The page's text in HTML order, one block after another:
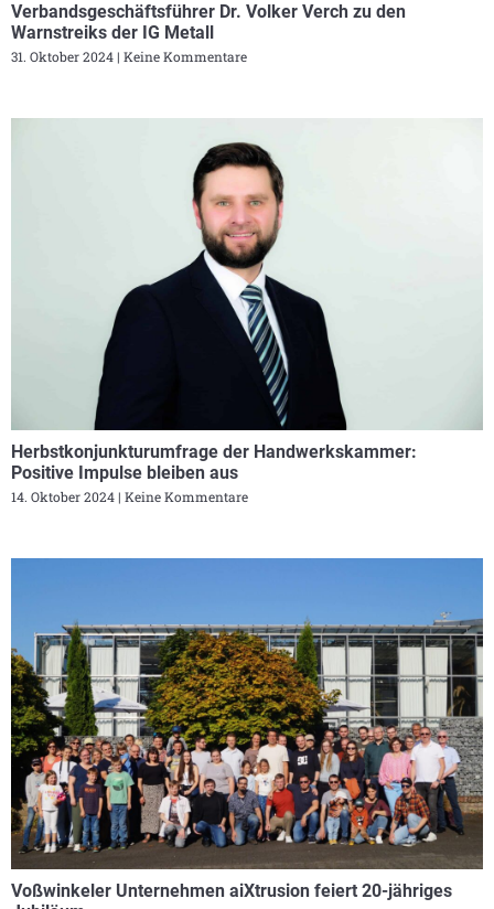
Verbandsgeschäftsführer Dr. Volker Verch zu den
Warnstreiks der IG Metall
31. Oktober 2024 Keine Kommentare
Herbstkonjunkturumfrage der Handwerkskammer:
Positive Impulse bleiben aus
14. Oktober 2024 Keine Kommentare
Voßwinkeler Unternehmen aiXtrusion feiert 20-jähriges